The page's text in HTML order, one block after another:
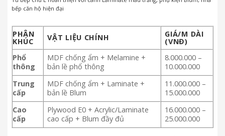
bếp căn hộ hiện đại
PHÂN
KHÚC VẬT LIỆU CHÍNH GIÁ/M DÀI
(VNĐ)
Phổ
thông
MDF chống ẩm + Melamine +
bản lề phổ thông
8.000.000 –
10.000.000
Trung
cấp
MDF chống ẩm + Laminate +
bản lề Blum
11.000.000 –
15.000.000
Cao
cấp
Plywood E0 + Acrylic/Laminate
cao cấp + Blum đầy đủ
16.000.000 –
25.000.000